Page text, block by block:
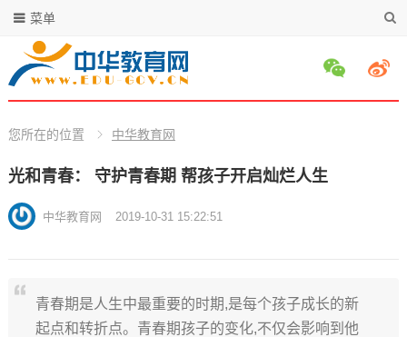
菜单
您所在的位置 中华教育网
光和青春： 守护青春期 帮孩子开启灿烂人生
中华教育网 2019-10-31 15:22:51
青春期是人生中最重要的时期,是每个孩子成长的新
起点和转折点。青春期孩子的变化,不仅会影响到他